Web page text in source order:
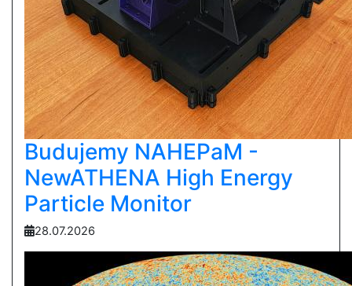
Budujemy NAHEPaM -
NewATHENA High Energy
Particle Monitor
28.07.2026